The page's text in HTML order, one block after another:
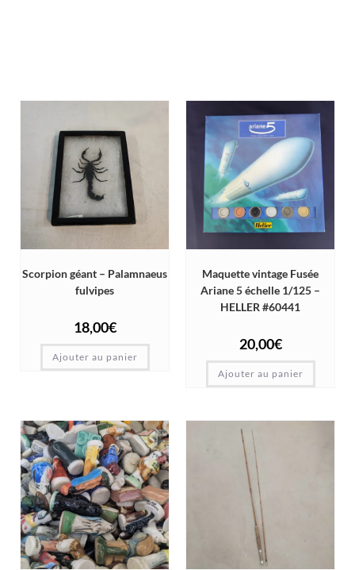
Scorpion géant – Palamnaeus
fulvipes
18,00€
Ajouter au panier
Maquette vintage Fusée
Ariane 5 échelle 1/125 –
HELLER #60441
20,00€
Ajouter au panier